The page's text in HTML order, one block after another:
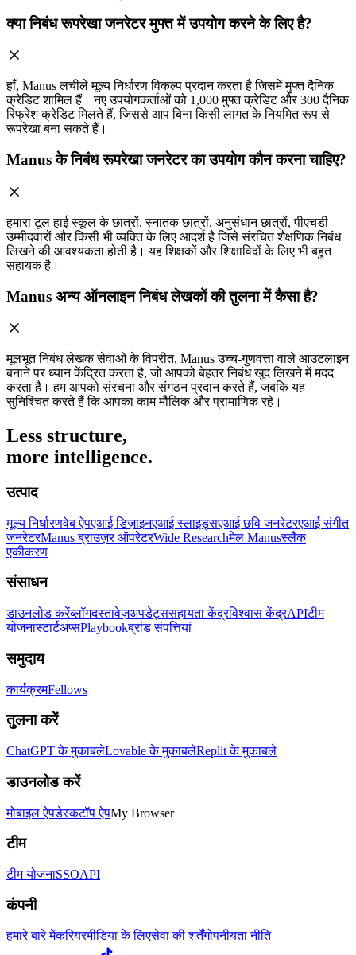
क्या निबंध रूपरेखा जनरेटर मुफ्त में उपयोग करने के लिए है?
हाँ, Manus लचीले मूल्य निर्धारण विकल्प प्रदान करता है जिसमें मुफ्त दैनिक
क्रेडिट शामिल हैं। नए उपयोगकर्ताओं को 1,000 मुफ्त क्रेडिट और 300 दैनिक
रिफ्रेश क्रेडिट मिलते हैं, जिससे आप बिना किसी लागत के नियमित रूप से
रूपरेखा बना सकते हैं।
Manus के निबंध रूपरेखा जनरेटर का उपयोग कौन करना चाहिए?
हमारा टूल हाई स्कूल के छात्रों, स्नातक छात्रों, अनुसंधान छात्रों, पीएचडी
उम्मीदवारों और किसी भी व्यक्ति के लिए आदर्श है जिसे संरचित शैक्षणिक निबंध
लिखने की आवश्यकता होती है। यह शिक्षकों और शिक्षाविदों के लिए भी बहुत
सहायक है।
Manus अन्य ऑनलाइन निबंध लेखकों की तुलना में कैसा है?
मूलभूत निबंध लेखक सेवाओं के विपरीत, Manus उच्च-गुणवत्ता वाले आउटलाइन
बनाने पर ध्यान केंद्रित करता है, जो आपको बेहतर निबंध खुद लिखने में मदद
करता है। हम आपको संरचना और संगठन प्रदान करते हैं, जबकि यह
सुनिश्चित करते हैं कि आपका काम मौलिक और प्रामाणिक रहे।
Less structure,
more intelligence.
उत्पाद
मूल्य निर्धारणवेब ऐपएआई डिज़ाइनएआई स्लाइड्सएआई छवि जनरेटरएआई संगीत
जनरेटरManus ब्राउज़र ऑपरेटरWide Researchमेल Manusस्लैक
एकीकरण
संसाधन
डाउनलोड करेंब्लॉगदस्तावेज़अपडेट्ससहायता केंद्रविश्वास केंद्रAPIटीम
योजनास्टार्टअप्सPlaybookब्रांड संपत्तियां
समुदाय
कार्यक्रमFellows
तुलना करें
ChatGPT के मुकाबलेLovable के मुकाबलेReplit के मुकाबले
डाउनलोड करें
मोबाइल ऐपडेस्कटॉप ऐपMy Browser
टीम
टीम योजनाSSOAPI
कंपनी
हमारे बारे मेंकरियरमीडिया के लिएसेवा की शर्तेंगोपनीयता नीति